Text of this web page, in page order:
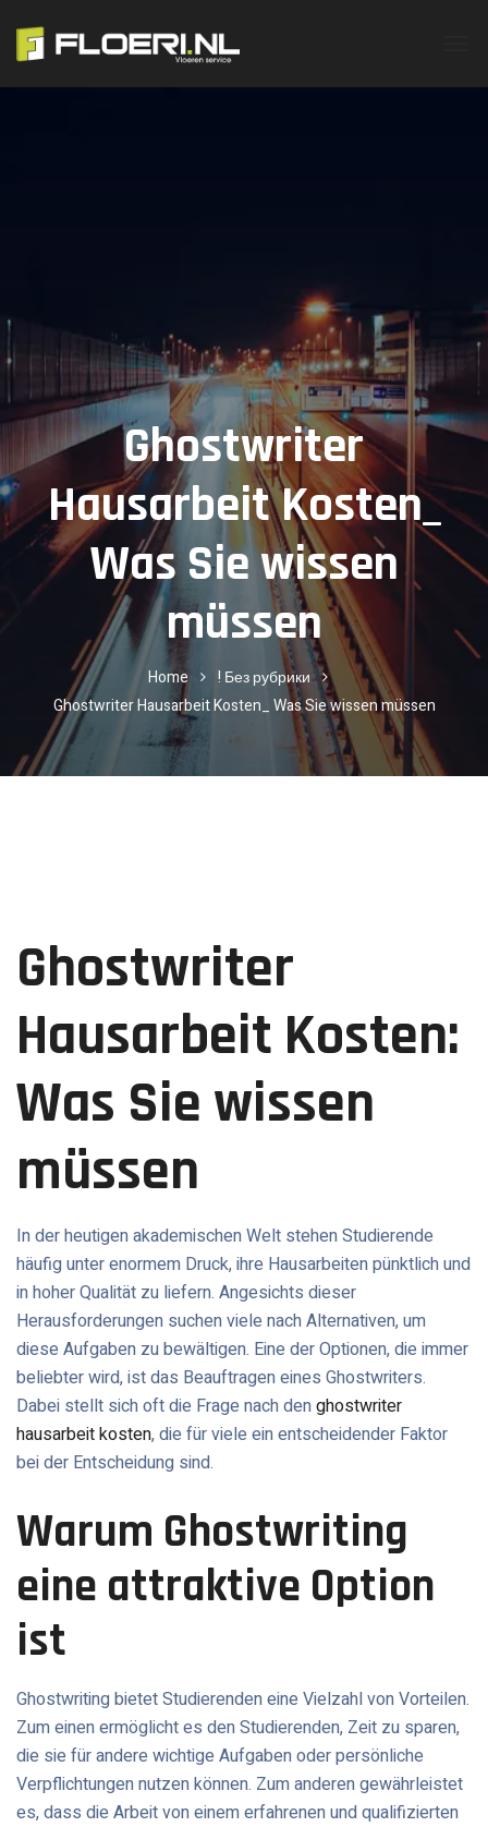
Ghostwriter
Hausarbeit Kosten_
Was Sie wissen
müssen
Home
! Без рубрики
Ghostwriter Hausarbeit Kosten_ Was Sie wissen müssen
Ghostwriter
Hausarbeit Kosten:
Was Sie wissen
müssen
In der heutigen akademischen Welt stehen Studierende
häufig unter enormem Druck, ihre Hausarbeiten pünktlich und
in hoher Qualität zu liefern. Angesichts dieser
Herausforderungen suchen viele nach Alternativen, um
diese Aufgaben zu bewältigen. Eine der Optionen, die immer
beliebter wird, ist das Beauftragen eines Ghostwriters.
Dabei stellt sich oft die Frage nach denghostwriter
hausarbeit kosten, die für viele ein entscheidender Faktor
bei der Entscheidung sind.
Warum Ghostwriting
eine attraktive Option
ist
Ghostwriting bietet Studierenden eine Vielzahl von Vorteilen.
Zum einen ermöglicht es den Studierenden, Zeit zu sparen,
die sie für andere wichtige Aufgaben oder persönliche
Verpflichtungen nutzen können. Zum anderen gewährleistet
es, dass die Arbeit von einem erfahrenen und qualifizierten